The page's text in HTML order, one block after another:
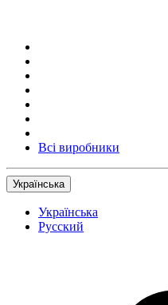
Всі виробники
Українська
Українська
Русский